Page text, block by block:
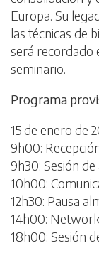
Europa. Su
las técnicas de
será recordado
seminario.
Programa
15 de enero de
9h00:
9h30: Sesión
10h00:
12h30: Pausa
14h00:
18h00: Sesión